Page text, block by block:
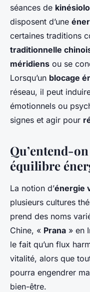
séances de
disposent d’une
certaines traditions
traditionnelle
méridiens ou se
Lorsqu’un blocage
réseau, il peut
émotionnels ou
signes et agir pour
Qu’entend-
équilibre
La notion d’énergie
plusieurs cultures
prend des noms
Chine, « Prana » en
le fait qu’un flux
vitalité, alors que
pourra engendrer
bien-être.